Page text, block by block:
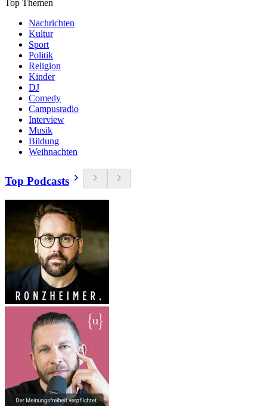
Top Themen
Nachrichten
Kultur
Sport
Politik
Religion
Kinder
DJ
Comedy
Campusradio
Interview
Musik
Bildung
Weihnachten
Top Podcasts